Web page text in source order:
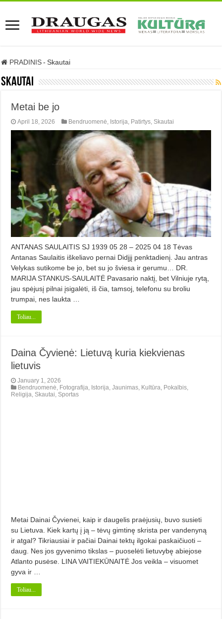
PRADINIS - Skautai
Skautai
Metai be jo
April 18, 2026 Bendruomenė, Istorija, Patirtys, Skautai
ANTANAS SAULAITIS SJ 1939 05 28 – 2025 04 18 Tėvas
Antanas Saulaitis iškeliavo pernai Didįjį penktadienį. Jau antras
Velykas sutikome be jo, bet su jo šviesa ir gerumu… DR.
MARIJA STANKUS-SAULAITĖ Pavasario naktį, bet Vilniuje rytą,
jau spėjusį pilnai įsigalėti, iš čia, tamsoj, telefonu su broliu
trumpai, nes laukta …
Toliau...
Daina Čyvienė: Lietuvą kuria kiekvienas
lietuvis
January 1, 2026
Bendruomenė Fotografija Istorija ,Jaunimas Kultūra Pokalbis
Religija Skautai Sportas
Metai Dainai Čyvienei, kaip ir daugelis praėjusių, buvo susieti
su Lietuva. Kiek kartų į ją – tėvų gimtinę skrista per vandenyną
ir atgal? Tikriausiai ir pačiai Dainai tektų ilgokai paskaičiuoti –
daug. Nes jos gyvenimo tikslas – puoselėti lietuvybę abiejose
Atlanto pusėse. LINA VAITIEKŪNAITĖ Jos veikla – visuomet
gyva ir …
Toliau...